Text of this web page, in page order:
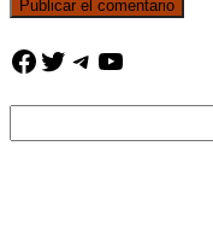
Facebook
Twitter
Telegram
YouTube